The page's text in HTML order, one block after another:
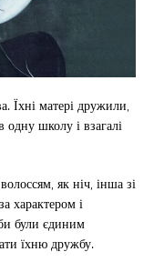
Їхні матері дружили,
школу і взагалі
як ніч, інша зі
характером і
були єдиним
їхню дружбу.